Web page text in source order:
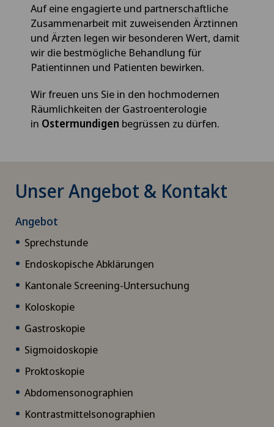
Auf eine engagierte und partnerschaftliche
Zusammenarbeit mit zuweisenden Ärztinnen
und Ärzten legen wir besonderen Wert, damit
wir die bestmögliche Behandlung für
Patientinnen und Patienten bewirken.
Wir freuen uns Sie in den hochmodernen
Räumlichkeiten der Gastroenterologie
in Ostermundigen begrüssen zu dürfen.
Unser Angebot & Kontakt
Angebot
Sprechstunde
Endoskopische Abklärungen
Kantonale Screening-Untersuchung
Koloskopie
Gastroskopie
Sigmoidoskopie
Proktoskopie
Abdomensonographien
Kontrastmittelsonographien